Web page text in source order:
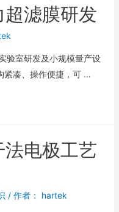
滤膜研发
验室研发及小规模量产设
紧凑、操作便捷，可 …
电极工艺
/ 作者： hartek